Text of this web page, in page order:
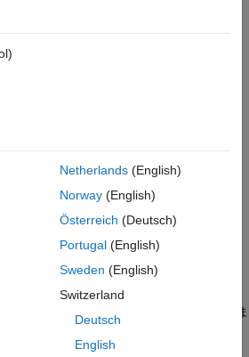
mlreportgen.dom.ImageAreaを参照してく
ージに関連付けるには、
オブジェクトを作成します。
オブジェクトに追加しま
Netherlands(English)
Norway(English)
Österreich (Deutsch)
Portugal(English)
Sweden (English)
Switzerland
Deutsch
English